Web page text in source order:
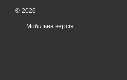
© 2026
Мобільна версія